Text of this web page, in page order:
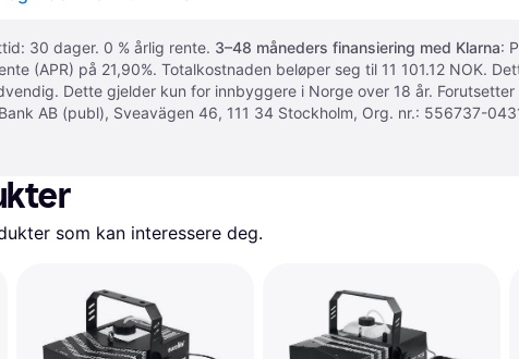
30 dager. 0 % årlig rente. 3–48 måneders finansiering med Klarna:
(APR) på 21,90%. Totalkostnaden beløper seg til 11 101.12 NOK.
Dette gjelder kun for innbyggere i Norge over 18 år.
AB (publ), Sveavägen 46, 111 34 Stockholm, Org. nr.: 556737-
som kan interessere deg.